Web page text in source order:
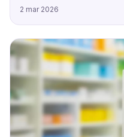
2 mar 2026